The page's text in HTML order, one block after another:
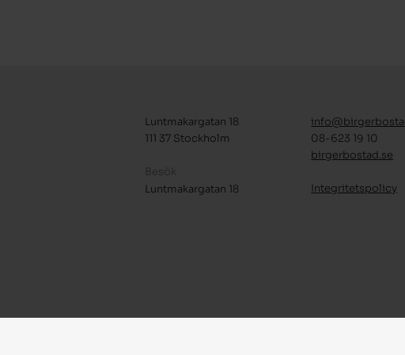
Luntmakargatan 18
111 37 Stockholm
Besök
Luntmakargatan 18
08-623 19 10
birgerbostad.se
Integritetspolicy